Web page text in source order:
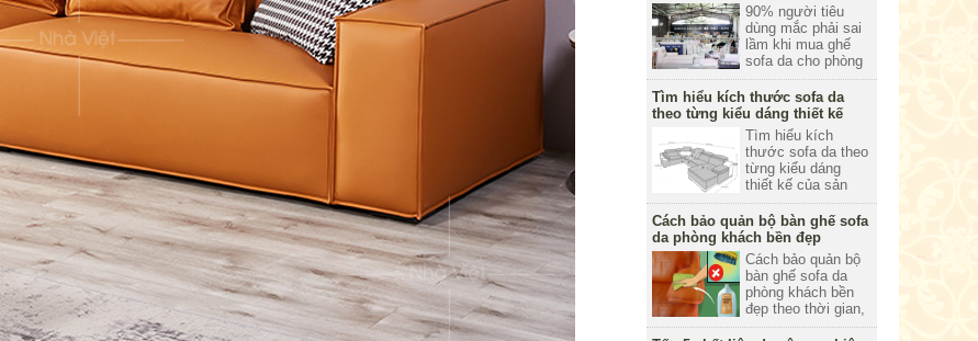
90% người tiêu
dùng mắc phải sai
lầm khi mua ghế
sofa da cho phòng
khách gia đình.
Trong bài viết dưới
đây Nhà Việt xin
chia sẻ các sai làm
cơ bản nhất là ít
người quan tâm và
hay mắc phải khi
chọn mua sofa da.
Tìm hiểu kích thước sofa da
theo từng kiểu dáng thiết kế
Tìm hiểu kích
thước sofa da theo
từng kiểu dáng
thiết kế của sản
phẩm, bàn ghế sofa
da tại Nhà Việt có
nhiều kiểu dáng
khác nhau, dẫn đến
kích thước của
sofa cũng có nhiều
kích thước. Hãy
cùng Nhà Việt tìm
hiểu về các kích
Cách bảo quản bộ bàn ghế sofa
da phòng khách bền đẹp
Cách bảo quản bộ
bàn ghế sofa da
phòng khách bền
đẹp theo thời gian,
sử dụng sofa da thì